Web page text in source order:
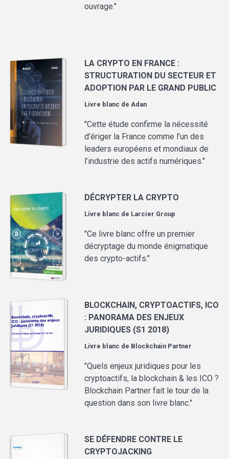
ouvrage."
LA CRYPTO EN FRANCE :
STRUCTURATION DU SECTEUR ET
ADOPTION PAR LE GRAND PUBLIC
Livre blanc deAdan
"Cette étude confirme la nécessité
d’ériger la France comme l’un des
leaders européens et mondiaux de
l’industrie des actifs numériques."
DÉCRYPTER LA CRYPTO
Livre blanc de Larcier Group
"Ce livre blanc offre un premier
décryptage du monde énigmatique
des crypto-actifs."
BLOCKCHAIN, CRYPTOACTIFS, ICO
: PANORAMA DES ENJEUX
JURIDIQUES (S1 2018)
Livre blanc de Blockchain Partner
"Quels enjeux juridiques pour les
cryptoactifs, la blockchain & les ICO ?
Blockchain Partner fait le tour de la
question dans son livre blanc."
SE DÉFENDRE CONTRE LE
CRYPTOJACKING